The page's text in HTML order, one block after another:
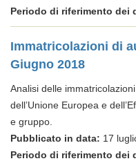
Periodo di riferimento dei
Immatricolazioni di
Giugno 2018
Analisi delle
dell’Unione Europea e
e gruppo.
Pubblicato in data: 17
Periodo di riferimento dei